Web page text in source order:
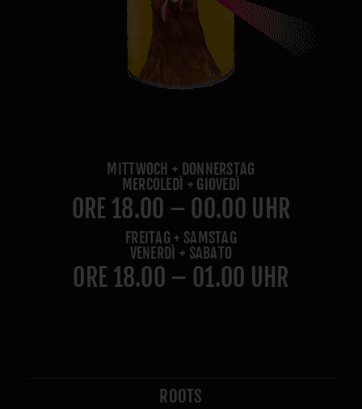
MITTWOCH + DONNERSTAG
MERCOLEDÌ + GIOVEDÌ
ORE 18.00 – 00.00 UHR
FREITAG + SAMSTAG
VENERDÌ + SABATO
ORE 18.00 – 01.00 UHR
ROOTS